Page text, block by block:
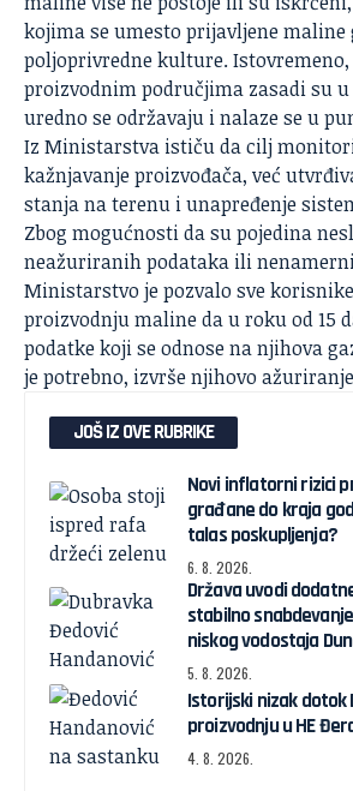
kojima se umesto prijavljene maline
poljoprivredne kulture.
proizvodnim područjima zasadi su
uredno se održavaju i nalaze se u
Iz Ministarstva ističu da cilj
kažnjavanje proizvođača, već
stanja na terenu i unapređenje
Zbog mogućnosti da su pojedina
neažuriranih podataka ili
Ministarstvo je pozvalo sve
proizvodnju maline da u roku od 15
podatke koji se odnose na njihova
je potrebno, izvrše njihovo
JOŠ IZ OVE RUBRIKE
Novi inflatorni rizici
građane do kraja
talas poskupljenja?
6. 8. 2026.
Država uvodi
stabilno
niskog vodostaja
5. 8. 2026.
Istorijski nizak dotok
proizvodnju u HE
4. 8. 2026.